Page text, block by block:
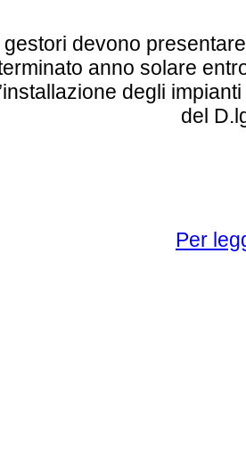
gestori devono
anno solare
degli
del
Per